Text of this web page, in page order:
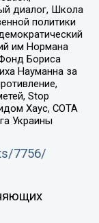
диалог, Школа
политики
им Нормана
Бориса
Науманна за
Stop
Хаус, СОТА
Украины
7756/